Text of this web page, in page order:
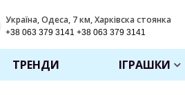
Україна, Одеса, 7 км, Харківска стоянка
+38 063 379 3141 +38 063 379 3141
ТРЕНДИ ІГРАШКИ